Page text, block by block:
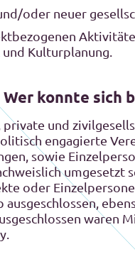
oder neuer
Kulturplanung.
Wer konnte sich
und
engagierte
sowie
umgesetzt
oder